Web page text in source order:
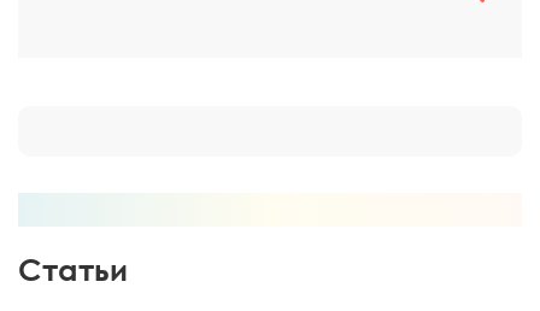
представить. Идеально плоский живот, талия — с
как не радоваться такому??? При этом 2 года
Статьи